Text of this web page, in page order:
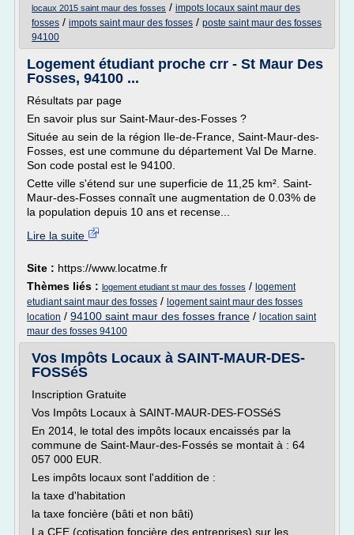
locaux 2015 saint maur des fosses / impots locaux saint maur des
fosses / impots saint maur des fosses / poste saint maur des fosses
94100
Logement étudiant proche crr - St Maur Des
Fosses, 94100 ...
Résultats par page
En savoir plus sur Saint-Maur-des-Fosses ?
Située au sein de la région Ile-de-France, Saint-Maur-des-
Fosses, est une commune du département Val De Marne.
Son code postal est le 94100.
Cette ville s'étend sur une superficie de 11,25 km². Saint-
Maur-des-Fosses connaît une augmentation de 0.03% de
la population depuis 10 ans et recense...
Lire la suite
Site : https://www.locatme.fr
Thèmes liés : logement etudiant st maur des fosses / logement
etudiant saint maur des fosses / logement saint maur des fosses
location / 94100 saint maur des fosses france / location saint
maur des fosses 94100
Vos Impôts Locaux à SAINT-MAUR-DES-
FOSSéS
Inscription Gratuite
Vos Impôts Locaux à SAINT-MAUR-DES-FOSSéS
En 2014, le total des impôts locaux encaissés par la
commune de Saint-Maur-des-Fossés se montait à : 64
057 000 EUR.
Les impôts locaux sont l'addition de :
la taxe d'habitation
la taxe foncière (bâti et non bâti)
La CFE (cotisation foncière des entreprises) sur les